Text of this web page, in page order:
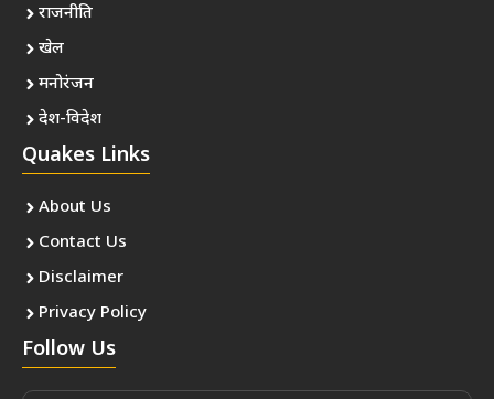
राजनीति
खेल
मनोरंजन
देश-विदेश
Quakes Links
About Us
Contact Us
Disclaimer
Privacy Policy
Follow Us